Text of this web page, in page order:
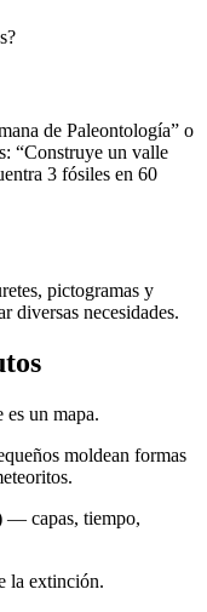
de Paleontología” o
“Construye un valle
3 fósiles en 60
pictogramas y
diversas necesidades.
un mapa.
moldean formas
— capas, tiempo,
la extinción.